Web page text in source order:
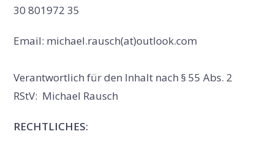
30 801972 35
Email: michael.rausch(at)outlook.com
Verantwortlich für den Inhalt nach § 55 Abs. 2
RStV: Michael Rausch
RECHTLICHES: